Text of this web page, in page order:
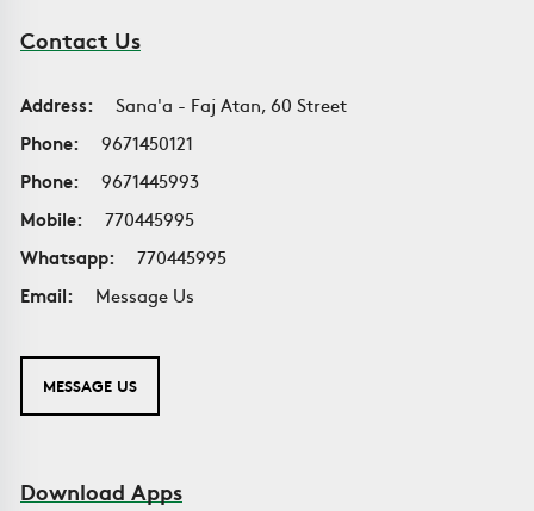
Contact Us
Address:
Sana'a - Faj Atan, 60 Street
Phone:
9671450121
Phone:
9671445993
Mobile:
770445995
Whatsapp:
770445995
Email:
Message Us
MESSAGE US
Download Apps